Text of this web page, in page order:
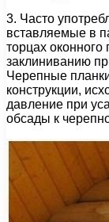
3. Часто
вставляемые в
торцах
заклиниванию
Черепные
конструкции,
давление при
обсады к